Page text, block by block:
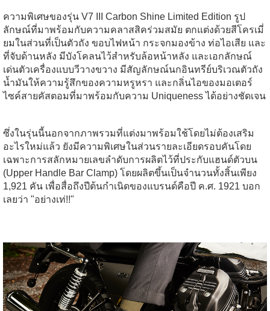
ความพิเศษของรุ่น V7 III Carbon Shine Limited Edition รูป
ลักษณ์ที่มาพร้อมกับความคลาสสิคร่วมสมัย ตกแต่งด้วยสีโครเมี่
ยมในส่วนที่เป็นตัวถัง ขอบไฟหน้า กระจกมองข้าง ท่อไอเสีย และ
ที่จับด้านหลัง มีบังโคลนไว้สำหรับล้อหน้าหลัง และเอกลักษณ์
เด่นตัวเครื่องแบบวีวางขวาง มีสัญลักษณ์นกอินทรีย์บริเวณตัวถัง
น้ำมันให้ความรู้สึกของความหรูหรา และกลิ่นไอของมอเตอร์
ไซค์สายคัสตอมที่มาพร้อมกับความ Uniqueness ได้อย่างชัดเจน
ซึ่งในรุ่นนี้นอกจากภาพรวมที่แต่งมาพร้อมใช้โดยไม่ต้องเสริม
อะไรใหม่แล้ว ยังมีความพิเศษในส่วนรายละเอียดรอบคันโดย
เฉพาะการสลักหมายเลขลำดับการผลิตไว้ที่ประกับแฮนด์ตัวบน
(Upper Handle Bar Clamp) โดยผลิตขึ้นเป็นจำนวนทั้งสิ้นเพียง
1,921 คัน เพื่อสื่อถึงปีต้นกำเนิดของแบรนด์คือปี ค.ศ. 1921 บอก
เลยว่า "อย่างเท่!!"